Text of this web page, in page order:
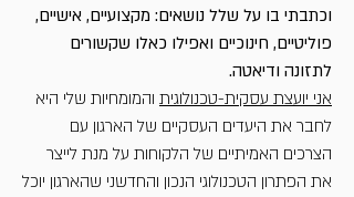
וכתבתי בו על שלל נושאים: מקצועיים, אישיים,
פוליטיים, חינוכיים ואפילו כאלו שקשורים
לתזונה ודיאטה.
אני יועצת עסקית-טכנולוגית והמומחיות שלי היא
לחבר את היעדים העסקיים של הארגון עם
הצרכים האמיתיים של הלקוחות על מנת לייצר
את הפתרון הטכנולוגי הנכון והחדשני שהארגון יוכל